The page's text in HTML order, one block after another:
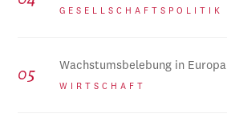
GESELLSCHAFTSPOLITIK
Wachstumsbelebung in Europa
WIRTSCHAFT